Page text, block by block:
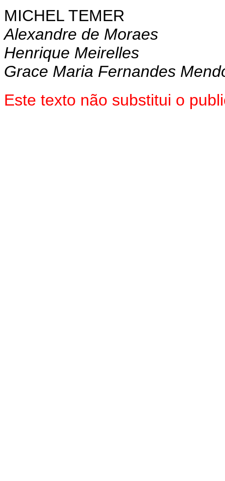
MICHEL TEMER
Alexandre de Moraes
Henrique Meirelles
Grace Maria Fernandes
Este texto não substitui o